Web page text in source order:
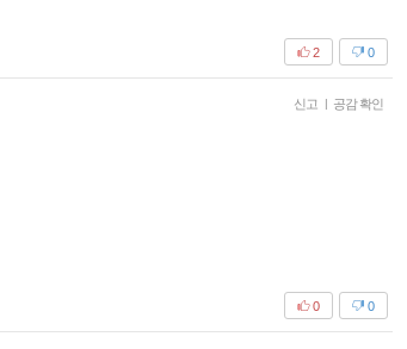
0
2
신고 | 공감 확인
0
0